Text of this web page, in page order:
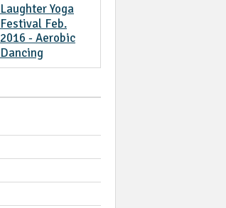
Laughter Yoga
Festival Feb.
2016 - Aerobic
Dancing